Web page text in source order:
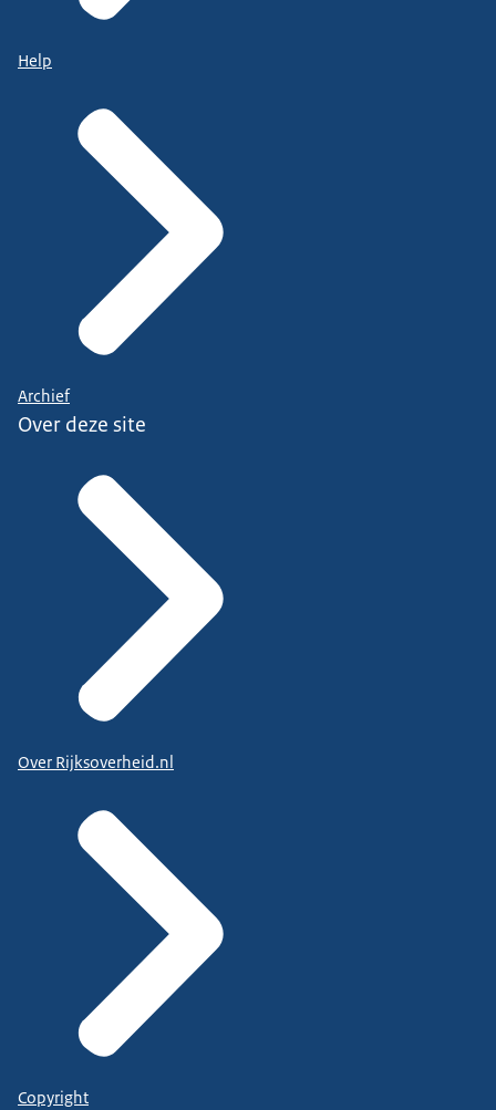
Help
Archief
Over deze site
Over Rijksoverheid.nl
Copyright